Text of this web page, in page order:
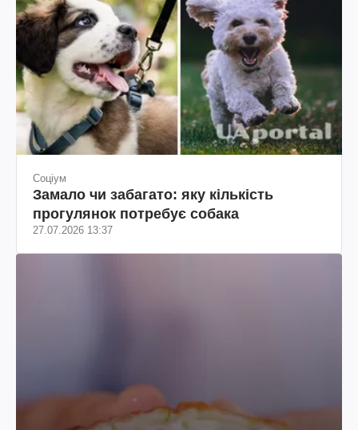
Соціум
Замало чи забагато: яку кількість
прогулянок потребує собака
27.07.2026 13:37